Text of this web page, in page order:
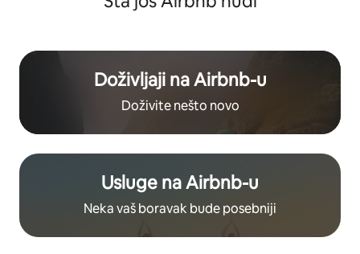
Doživljaji na Airbnb-u
Doživite nešto novo
Usluge na Airbnb-u
Neka vaš boravak bude posebniji